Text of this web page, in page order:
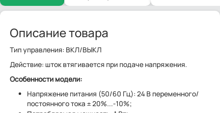
Описание товара
Тип управления: ВКЛ/ВЫКЛ
Действие: шток втягивается при подаче напряжения.
Особенности модели:
Напряжение питания (50/60 Гц): 24 В переменного/
постоянного тока ± 20%...-10%;